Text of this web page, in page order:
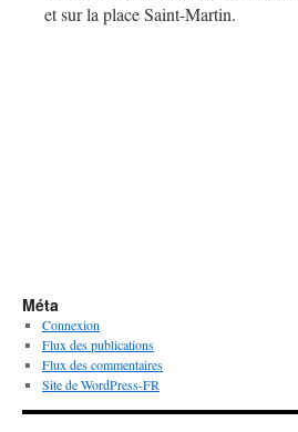
et sur la place Saint-Martin.
Méta
Connexion
Flux des publications
Flux des commentaires
Site de WordPress-FR